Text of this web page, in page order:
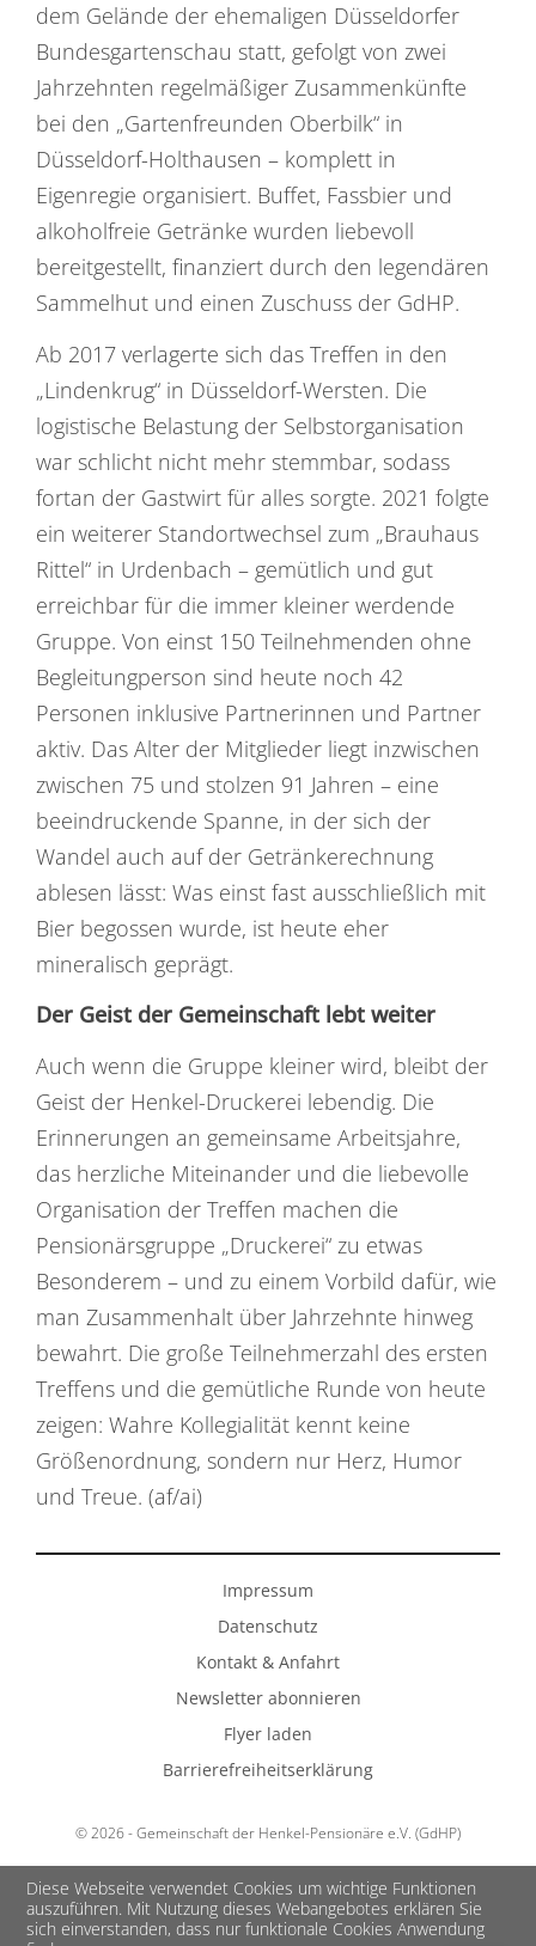
dem Gelände der ehemaligen Düsseldorfer
Bundesgartenschau statt, gefolgt von zwei
Jahrzehnten regelmäßiger Zusammenkünfte
bei den „Gartenfreunden Oberbilk“ in
Düsseldorf-Holthausen – komplett in
Eigenregie organisiert. Buffet, Fassbier und
alkoholfreie Getränke wurden liebevoll
bereitgestellt, finanziert durch den legendären
Sammelhut und einen Zuschuss der GdHP.
Ab 2017 verlagerte sich das Treffen in den
„Lindenkrug“ in Düsseldorf-Wersten. Die
logistische Belastung der Selbstorganisation
war schlicht nicht mehr stemmbar, sodass
fortan der Gastwirt für alles sorgte. 2021 folgte
ein weiterer Standortwechsel zum „Brauhaus
Rittel“ in Urdenbach – gemütlich und gut
erreichbar für die immer kleiner werdende
Gruppe. Von einst 150 Teilnehmenden ohne
Begleitungperson sind heute noch 42
Personen inklusive Partnerinnen und Partner
aktiv. Das Alter der Mitglieder liegt inzwischen
zwischen 75 und stolzen 91 Jahren – eine
beeindruckende Spanne, in der sich der
Wandel auch auf der Getränkerechnung
ablesen lässt: Was einst fast ausschließlich mit
Bier begossen wurde, ist heute eher
mineralisch geprägt.
Der Geist der Gemeinschaft lebt weiter
Auch wenn die Gruppe kleiner wird, bleibt der
Geist der Henkel-Druckerei lebendig. Die
Erinnerungen an gemeinsame Arbeitsjahre,
das herzliche Miteinander und die liebevolle
Organisation der Treffen machen die
Pensionärsgruppe „Druckerei“ zu etwas
Besonderem – und zu einem Vorbild dafür, wie
man Zusammenhalt über Jahrzehnte hinweg
bewahrt. Die große Teilnehmerzahl des ersten
Treffens und die gemütliche Runde von heute
zeigen: Wahre Kollegialität kennt keine
Größenordnung, sondern nur Herz, Humor
und Treue. (af/ai)
Impressum
Datenschutz
Kontakt & Anfahrt
Newsletter abonnieren
Flyer laden
Barrierefreiheitserklärung
© 2026 - Gemeinschaft der Henkel-Pensionäre e.V. (GdHP)
Diese Webseite verwendet Cookies um wichtige Funktionen
auszuführen. Mit Nutzung dieses Webangebotes erklären Sie
sich einverstanden, dass nur funktionale Cookies Anwendung